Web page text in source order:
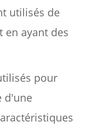
utilisés de
en ayant des
pour
d'une